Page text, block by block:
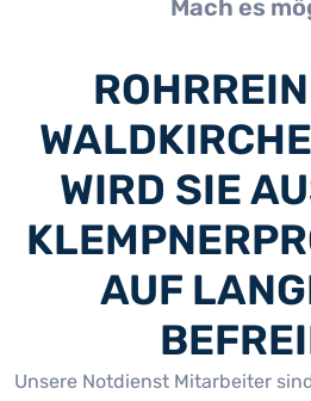
Mach es
WIRD SIE
AUF
Unsere Notdienst Mitarbeiter